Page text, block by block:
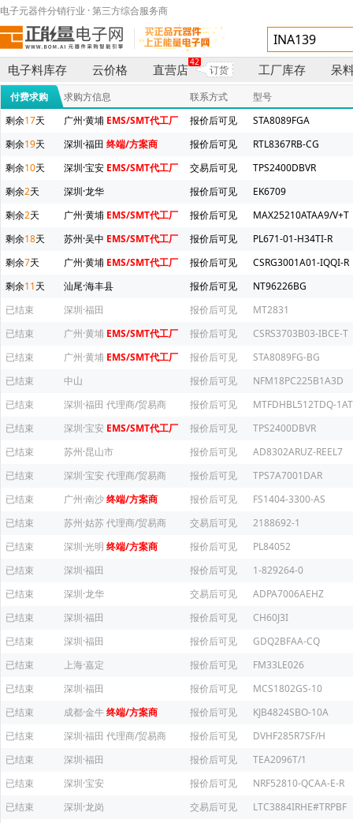
电子元器件分销行业 · 第三方综合服务商
电子料库存 云价格 直营店
42
订货 工厂库存 呆
付费求购 求购方信息 联系方式
型号
剩余17天 广州·黄埔 EMS/SMT代工厂 报价后可见
STA8089FGA
剩余19天 深圳·福田 终端/方案商 报价后可见
RTL8367RB-CG
剩余10天 深圳·宝安 EMS/SMT代工厂 交易后可见
TPS2400DBVR
剩余2天 深圳·龙华 报价后可见
EK6709
剩余2天 广州·黄埔 EMS/SMT代工厂 报价后可见
MAX25210ATAA9/V+T
剩余18天 苏州·吴中 EMS/SMT代工厂 报价后可见
PL671-01-H34TI-R
剩余7天 广州·黄埔 EMS/SMT代工厂 报价后可见
CSRG3001A01-IQQI-R
剩余11天 汕尾·海丰县 报价后可见
NT96226BG
已结束
深圳·福田 报价后可见
MT2831
已结束
广州·黄埔 EMS/SMT代工厂 报价后可见
CSRS3703B03-IBCE-T
已结束
广州·黄埔 EMS/SMT代工厂 报价后可见
STA8089FG-BG
已结束
中山 报价后可见
NFM18PC225B1A3D
已结束
深圳·福田 代理商/贸易商 报价后可见
MTFDHBL512TDQ-
已结束
深圳·宝安 EMS/SMT代工厂 报价后可见
TPS2400DBVR
已结束
苏州·昆山市 报价后可见
AD8302ARUZ-REEL7
已结束
深圳·宝安 代理商/贸易商 报价后可见
TPS7A7001DAR
已结束
广州·南沙终端/方案商 报价后可见
FS1404-3300-AS
已结束
苏州·姑苏代理商/贸易商 交易后可见
2188692-1
已结束
深圳·光明 终端/方案商 报价后可见
PL84052
已结束
深圳·福田 报价后可见
1-829264-0
已结束
深圳·龙华 交易后可见
ADPA7006AEHZ
已结束
深圳·福田 报价后可见
CH60J3I
已结束
深圳·福田 报价后可见
GDQ2BFAA-CQ
已结束
上海·嘉定 报价后可见
FM33LE026
已结束
深圳·福田 报价后可见
MCS1802GS-10
已结束
成都·金牛终端/方案商 报价后可见
KJB4824SBO-10A
已结束
深圳·福田 代理商/贸易商 报价后可见
DVHF285R7SF/H
已结束
深圳·福田 报价后可见
TEA2096T/1
已结束
深圳·宝安 报价后可见
NRF52810-QCAA-E-R
已结束
深圳·龙岗 交易后可见
LTC3884IRHE#TRPBF